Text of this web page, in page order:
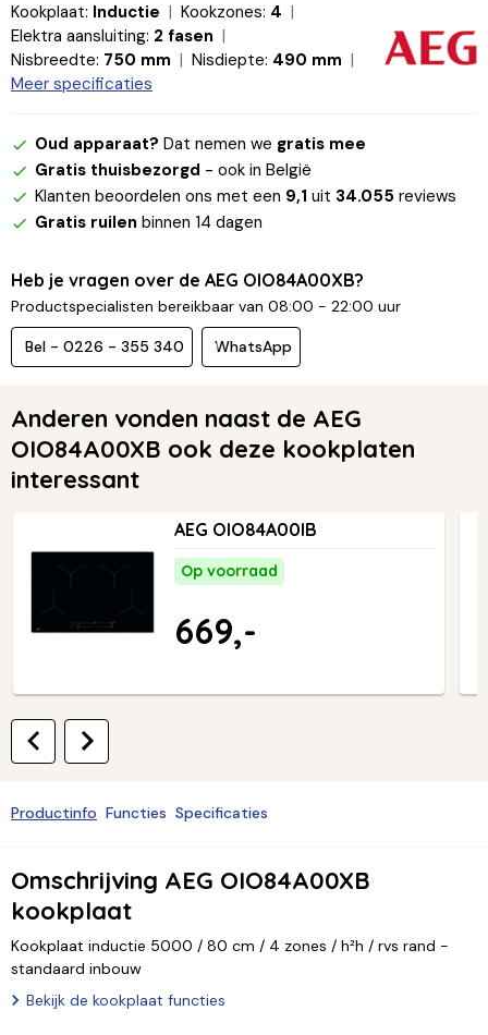
Kookplaat: Inductie Kookzones: 4
Elektra aansluiting: 2 fasen
Nisbreedte: 750 mm Nisdiepte: 490 mm
Meer specificaties
Oud apparaat? Dat nemen we gratis mee
Gratis thuisbezorgd - ook in België
Klanten beoordelen ons met een 9,1 uit 34.055 reviews
Gratis ruilen binnen 14 dagen
Heb je vragen over de AEG OIO84A00XB?
Productspecialisten bereikbaar van 08:00 - 22:00 uur
Bel - 0226 - 355 340 WhatsApp
Anderen vonden naast de AEG
OIO84A00XB ook deze kookplaten
interessant
AEG OIO84A00IB
Op voorraad
669,-
Productinfo Functies Specificaties
Omschrijving AEG OIO84A00XB
kookplaat
Kookplaat inductie 5000 / 80 cm / 4 zones / h²h / rvs rand -
standaard inbouw
Bekijk de kookplaat functies